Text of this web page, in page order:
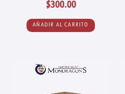
$300.00
AÑADIR AL CARRITO